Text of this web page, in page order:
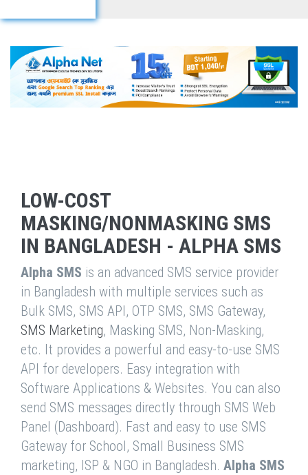
LOW-COST
MASKING/NONMASKING SMS
IN BANGLADESH - ALPHA SMS
Alpha SMS is an advanced SMS service provider
in Bangladesh with multiple services such as
Bulk SMS, SMS API, OTP SMS, SMS Gateway,
SMS Marketing, Masking SMS, Non-Masking,
etc. It provides a powerful and easy-to-use SMS
API for developers. Easy integration with
Software Applications & Websites. You can also
send SMS messages directly through SMS Web
Panel (Dashboard). Fast and easy to use SMS
Gateway for School, Small Business SMS
marketing, ISP & NGO in Bangladesh. Alpha SMS